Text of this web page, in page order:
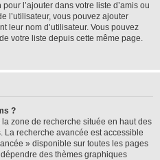
l’ajouter dans votre liste d’amis ou
l’utilisateur, vous pouvez ajouter
leur nom d’utilisateur. Vous pouvez
votre liste depuis cette même page.
?
zone de recherche située en haut des
La recherche avancée est accessible
» disponible sur toutes les pages
des thèmes graphiques